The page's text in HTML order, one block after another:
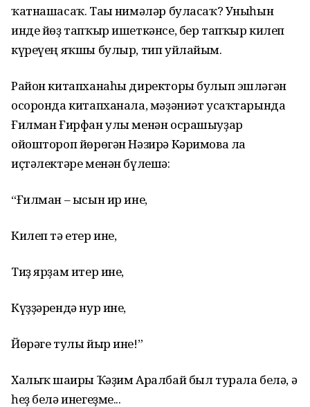
ҡатнашасаҡ. Тағы нимәләр буласаҡ? Уныһын
инде йөҙ тапҡыр ишеткәнсе, бер тапҡыр килеп
күреүең яҡшы булыр, тип уйлайым.
Район китапханаһы директоры булып эшләгән
осоронда китапханала, мәҙәниәт усаҡтарында
Ғилман Ғирфан улы менән осрашыуҙар
ойоштороп йөрөгән Нәзирә Кәримова ла
иҫтәлектәре менән бүлешә:
“Ғилман – ысын ир ине,
Килеп тә етер ине,
Тиҙ ярҙам итер ине,
Күҙҙәрендә нур ине,
Йөрәге тулы йыр ине!”
Халыҡ шағиры Ҡәҙим Аралбай был турала белә, ә
һеҙ белә инегеҙме...